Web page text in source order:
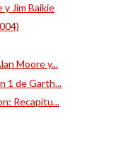
y Jim Baikie
Moore y...
1 de Garth...
Recapitu...